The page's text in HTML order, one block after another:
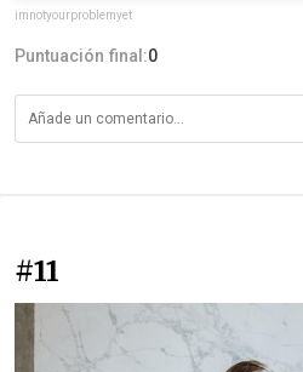
imnotyourproblemyet
Puntuación final:0
#11